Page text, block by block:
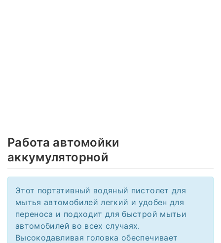
Работа автомойки
аккумуляторной
Этот портативный водяный пистолет для
мытья автомобилей легкий и удобен для
переноса и подходит для быстрой мытьи
автомобилей во всех случаях.
Высокодавливая головка обеспечивает